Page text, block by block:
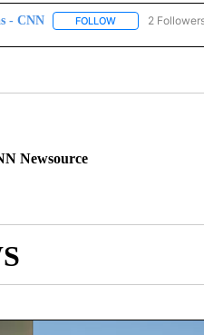
- CNN FOLLOWFOLLOW
2
Newsource